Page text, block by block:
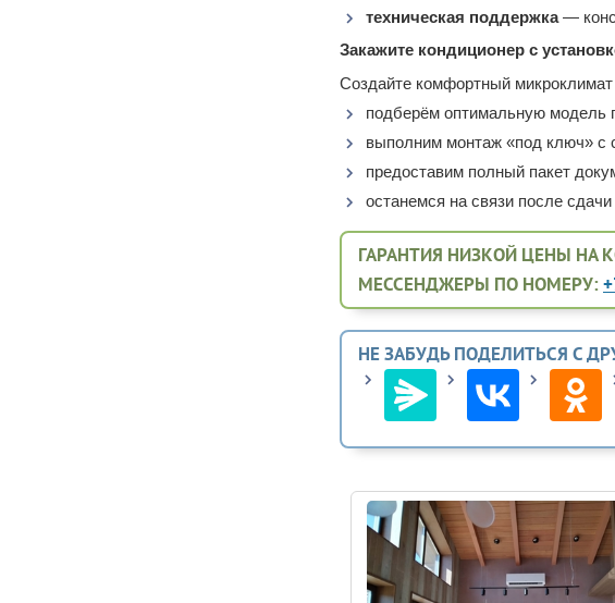
техническая поддержка—
Закажите кондиционер с
Создайте комфортный
подберём оптимальную модель
выполним монтаж «под ключ» с
предоставим полный пакет
останемся на связи после сдачи
ГАРАНТИЯ НИЗКОЙ ЦЕНЫ НА
МЕССЕНДЖЕРЫ ПО НОМЕРУ:
НЕ ЗАБУДЬ ПОДЕЛИТЬСЯ С